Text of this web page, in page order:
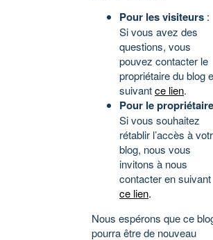
Pour les visiteurs :
Si vous avez des
questions, vous
pouvez contacter le
propriétaire du blog
suivantce lien.
Pour le propriétaire
Si vous souhaitez
rétablir l’accès à
blog, nous vous
invitons à nous
contacter en suivant
ce lien.
Nous espérons que ce
pourra être de nouveau